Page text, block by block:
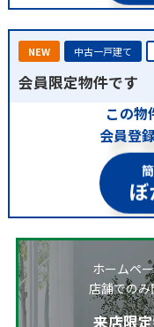
NEW 中古一戸建て
会員限定物件です
この物
会員登
ぼ
ホームペ
店舗での
来店限